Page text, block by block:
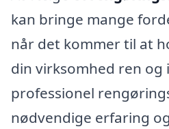
kan bringe mange
når det kommer til at
din virksomhed ren og
professionel
nødvendige erfaring